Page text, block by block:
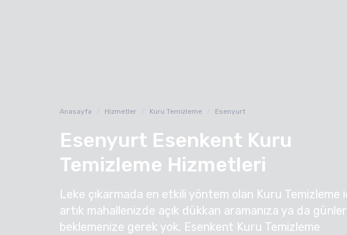
Anasayfa Hizmetler Kuru Temizleme Esenyurt
Esenyurt Esenkent Kuru
Temizleme Hizmetleri
Leke çıkarmada en etkili yöntem olan Kuru Temizleme
artık mahallenizde açık dükkan aramanıza ya da
beklemenize gerek yok. Esenkent Kuru Temizleme